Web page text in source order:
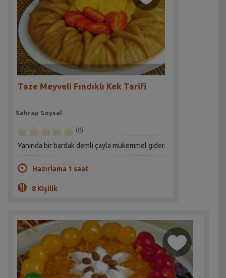
Taze Meyveli Fındıklı Kek Tarifi
Sahrap Soysal
(0)
Yanında bir bardak demli çayla mükemmel gider.
Hazırlama 1 saat
8 Kişilik